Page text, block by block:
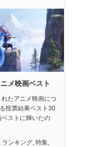
メ映画ベスト
たアニメ映画につ
投票結果ベスト30
ストに輝いたの
, ランキング, 特集,